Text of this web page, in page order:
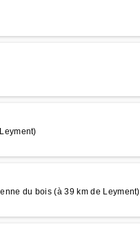
du bois (à 39 km de Leyment)